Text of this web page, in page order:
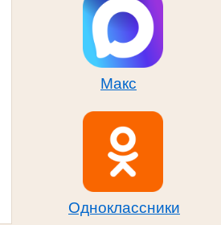
Макс
Одноклассники